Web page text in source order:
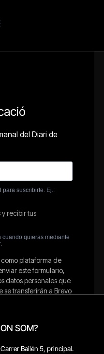
ON SOM?
Carrer Bailén 5, principal.